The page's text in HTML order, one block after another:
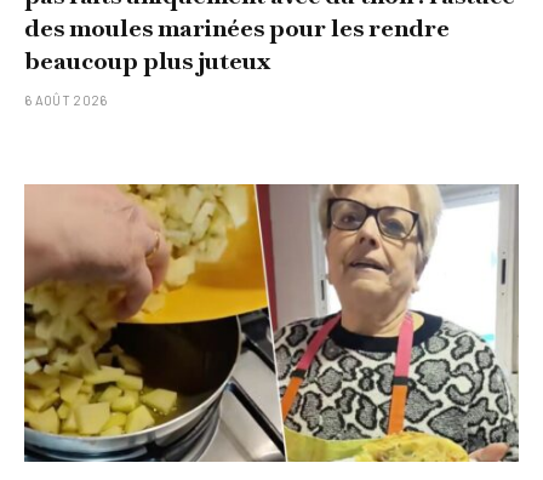
des moules marinées pour les rendre
beaucoup plus juteux
6 AOÛT 2026